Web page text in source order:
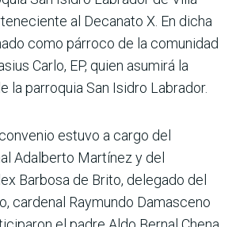
al Decanato X. En dicha
como párroco de la comunidad
Carlo, EP, quien asumirá la
la parroquia San Isidro Labrador.
estuvo a cargo del
Adalberto Martínez y del
Barbosa de Brito, delegado del
cardenal Raymundo Damasceno